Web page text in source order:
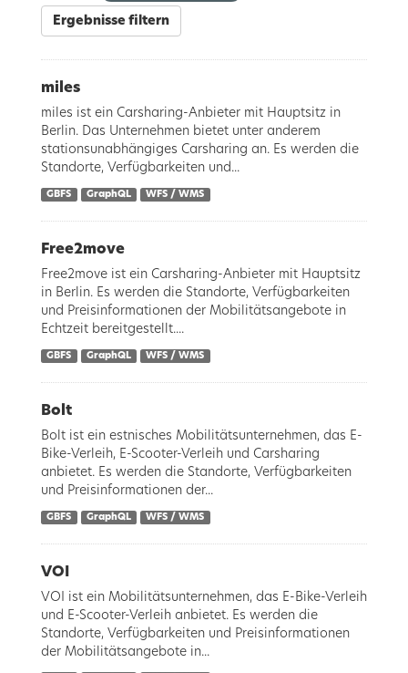
Ergebnisse filtern
miles
miles ist ein Carsharing-Anbieter mit Hauptsitz in
Berlin. Das Unternehmen bietet unter anderem
stationsunabhängiges Carsharing an. Es werden die
Standorte, Verfügbarkeiten und...
GBFS GraphQL WFS / WMS
Free2move
Free2move ist ein Carsharing-Anbieter mit Hauptsitz
in Berlin. Es werden die Standorte, Verfügbarkeiten
und Preisinformationen der Mobilitätsangebote in
Echtzeit bereitgestellt....
GBFS GraphQL WFS / WMS
Bolt
Bolt ist ein estnisches Mobilitätsunternehmen, das E-
Bike-Verleih, E-Scooter-Verleih und Carsharing
anbietet. Es werden die Standorte, Verfügbarkeiten
und Preisinformationen der...
GBFS GraphQL WFS / WMS
VOI
VOI ist ein Mobilitätsunternehmen, das E-Bike-Verleih
und E-Scooter-Verleih anbietet. Es werden die
Standorte, Verfügbarkeiten und Preisinformationen
der Mobilitätsangebote in...